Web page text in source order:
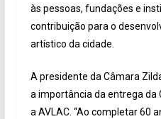
às pessoas, fundações e
contribuição para o
artístico da cidade.
A presidente da Câmara
a importância da entrega da
a AVLAC. “Ao completar 60